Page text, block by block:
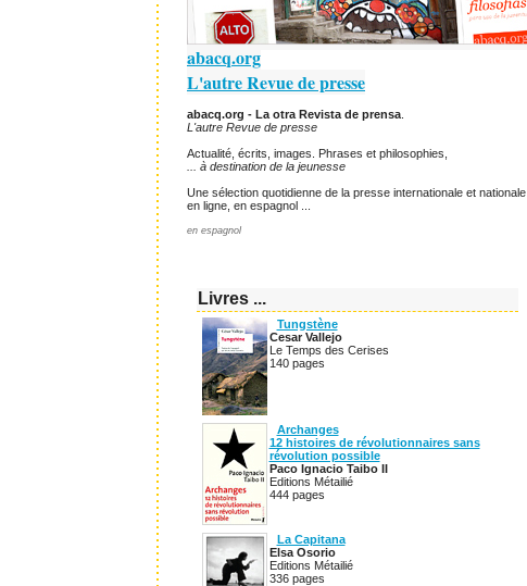
abacq.org
L'autre Revue de presse
abacq.org - La otra Revista de prensa
L'autre Revue de presse
Actualité, écrits, images. Phrases et philosophies,
... à destination de la jeunesse
Une sélection quotidienne de la presse internationale et nationale
en ligne, en espagnol ...
en espagnol
Livres ...
Tungstène
Cesar Vallejo
Le Temps des Cerises
140 pages
Archanges
12 histoires de révolutionnaires sans
révolution possible
Paco Ignacio Taibo II
Editions Métailié
444 pages
La Capitana
Elsa Osorio
Editions Métailié
336 pages